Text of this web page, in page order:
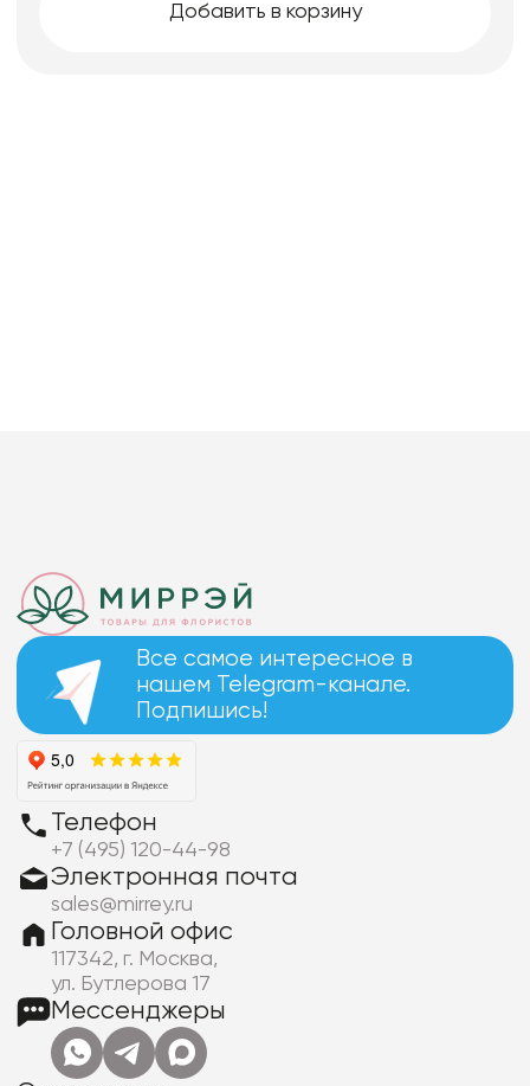
Добавить в корзину
Все самое интересное в
нашем Telegram-канале.
Подпишись!
Телефон
+7 (495) 120-44-98
Электронная почта
sales@mirrey.ru
Головной офис
117342, г. Москва,
ул. Бутлерова 17
Мессенджеры